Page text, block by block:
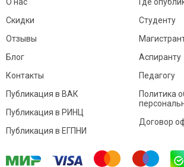
Скидки
Отзывы
Блог
Контакты
Студенту
Аспиранту
Педагогу
Публикация в ВАК
Публикация в РИНЦ
Публикация в ЕГПНИ
Политика
Договор